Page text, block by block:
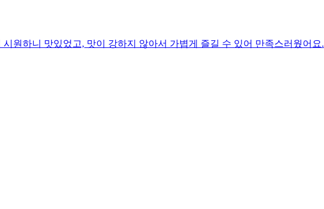
원하니 맛있었고, 맛이 강하지 않아서 가볍게 즐길 수 있어 만족스러웠어요.